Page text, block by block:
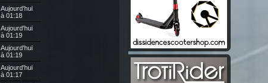
Aujourd'hui
à 01:18
Aujourd'hui
à 01:19
Aujourd'hui
à 01:19
Aujourd'hui
à 01:17